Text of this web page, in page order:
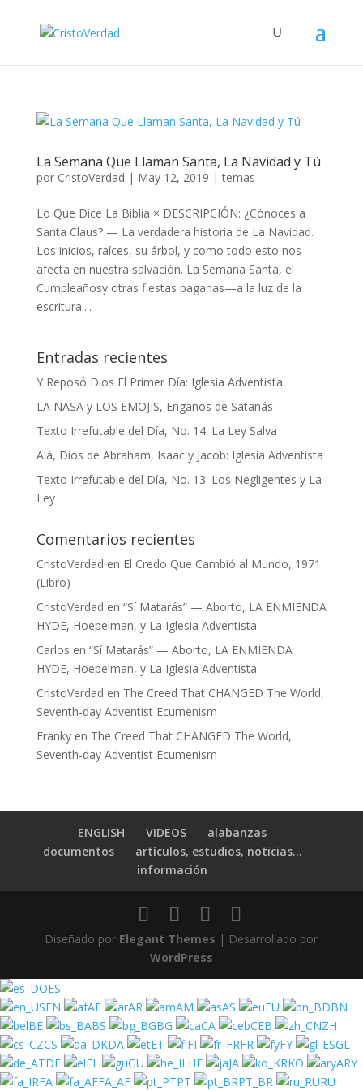
La Semana Que Llaman Santa, La Navidad y Tú
por CristoVerdad | May 12, 2019 |temas
Lo Que Dice La Biblia × DESCRIPCIÓN: ¿Cónoces a
Santa Claus? — La verdadera historia de La Navidad.
Los inicios, raíces, su árbol, y como todo esto nos
afecta en nuestra salvación. La Semana Santa, el
Cumpleañosy otras fiestas paganas—a la luz de la
escritura....
Entradas recientes
Y Reposó Dios El Primer Día: Iglesia Adventista
LA NASA y LOS EMOJIS, Engaños de Satanás
Texto Irrefutable del Día, No. 14: La Ley Salva
Alá, Dios de Abraham, Isaac y Jacob: Iglesia Adventista
Texto Irrefutable del Día, No. 13: Los Negligentes y La
Ley
Comentarios recientes
CristoVerdad en El Credo Que Cambió al Mundo, 1971
(Libro)
CristoVerdad en “Sí Matarás” — Aborto, LA ENMIENDA
HYDE, Hoepelman, y La Iglesia Adventista
Carlos en “Sí Matarás” — Aborto, LA ENMIENDA
HYDE, Hoepelman, y La Iglesia Adventista
CristoVerdad en The Creed That CHANGED The World,
Seventh-day Adventist Ecumenism
Frankyen The Creed That CHANGED The World,
Seventh-day Adventist Ecumenism
ENGLISH VIDEOS
alabanzas
documentos
artículos, estudios, noticias…
información
Diseñado por Elegant Themes | Desarrollado por
WordPress
ES
EN
AF AR AM AS EU
BN
BE
BS BG CA CEB
ZH
CS
DA ET FI FR FY
GL
DE
EL GU HE JA KO
ARY
FA
FA_AF PT PT_BR RU